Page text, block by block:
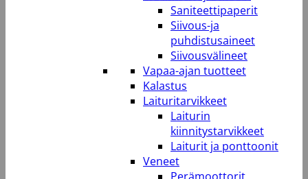
Saniteettipaperit
Siivous-ja
puhdistusaineet
Siivousvälineet
Vapaa-ajan tuotteet
Kalastus
Laituritarvikkeet
Laiturin
kiinnitystarvikkeet
Laiturit ja ponttoonit
Veneet